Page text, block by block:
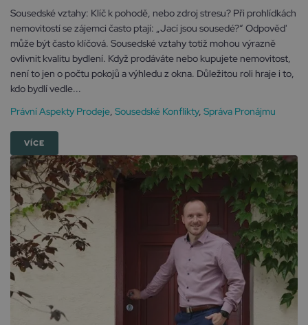
Sousedské vztahy: Klíč k pohodě, nebo zdroj stresu? Při prohlídkách
nemovitostí se zájemci často ptají: „Jací jsou sousedé?“ Odpověď
může být často klíčová. Sousedské vztahy totiž mohou výrazně
ovlivnit kvalitu bydlení. Když prodáváte nebo kupujete nemovitost,
není to jen o počtu pokojů a výhledu z okna. Důležitou roli hraje i to,
kdo bydlí vedle...
Právní Aspekty Prodeje, Sousedské Konflikty, Správa Pronájmu
VÍCE